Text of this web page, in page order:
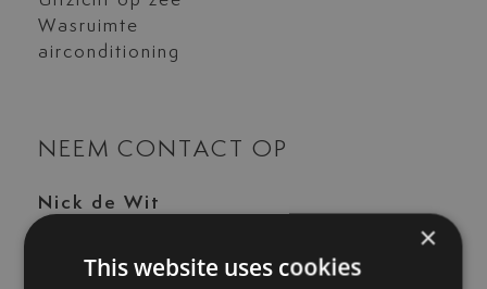
Wasruimte
airconditioning
NEEM CONTACT OP
Nick de Wit
×
This website uses cookies